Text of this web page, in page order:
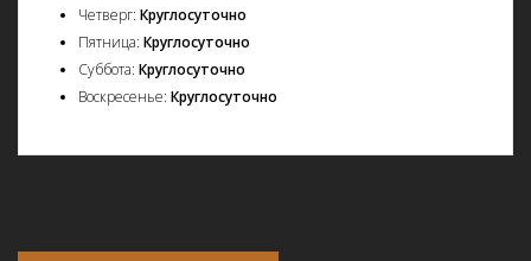
Четверг: Круглосуточно
Пятница: Круглосуточно
Суббота: Круглосуточно
Воскресенье: Круглосуточно